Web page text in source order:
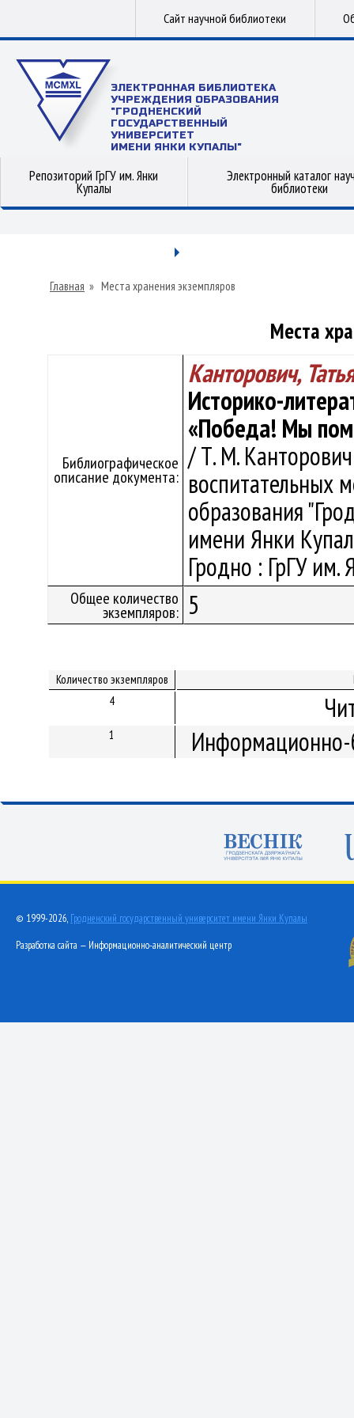
Сайт научной библиотеки
ЭЛЕКТРОННАЯ БИБЛИОТЕКА
УЧРЕЖДЕНИЯ ОБРАЗОВАНИЯ
"ГРОДНЕНСКИЙ
ГОСУДАРСТВЕННЫЙ
УНИВЕРСИТЕТ
ИМЕНИ ЯНКИ КУПАЛЫ"
Репозиторий ГрГУ им. Янки
Купалы
Электронный каталог
библиотеки
Главная » Места хранения экземпляров
Места
Библиографическое
описание документа:
Канторович,
Историко-
«Победа! Мы
/ Т. М.
воспитательных
образования
имени Янки
Гродно : ГрГУ
Общее количество
экземпляров: 5
Количество экземпляров
4
1 Информационно-
© 1999-2026, Гродненский государственный университет имени Янки Купалы
Разработка сайта — Информационно-аналитический центр